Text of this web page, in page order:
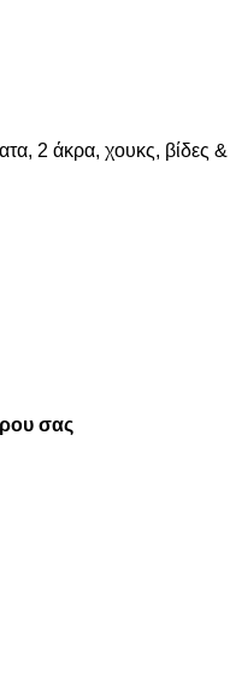
2 άκρα, χουκς, βίδες
σας